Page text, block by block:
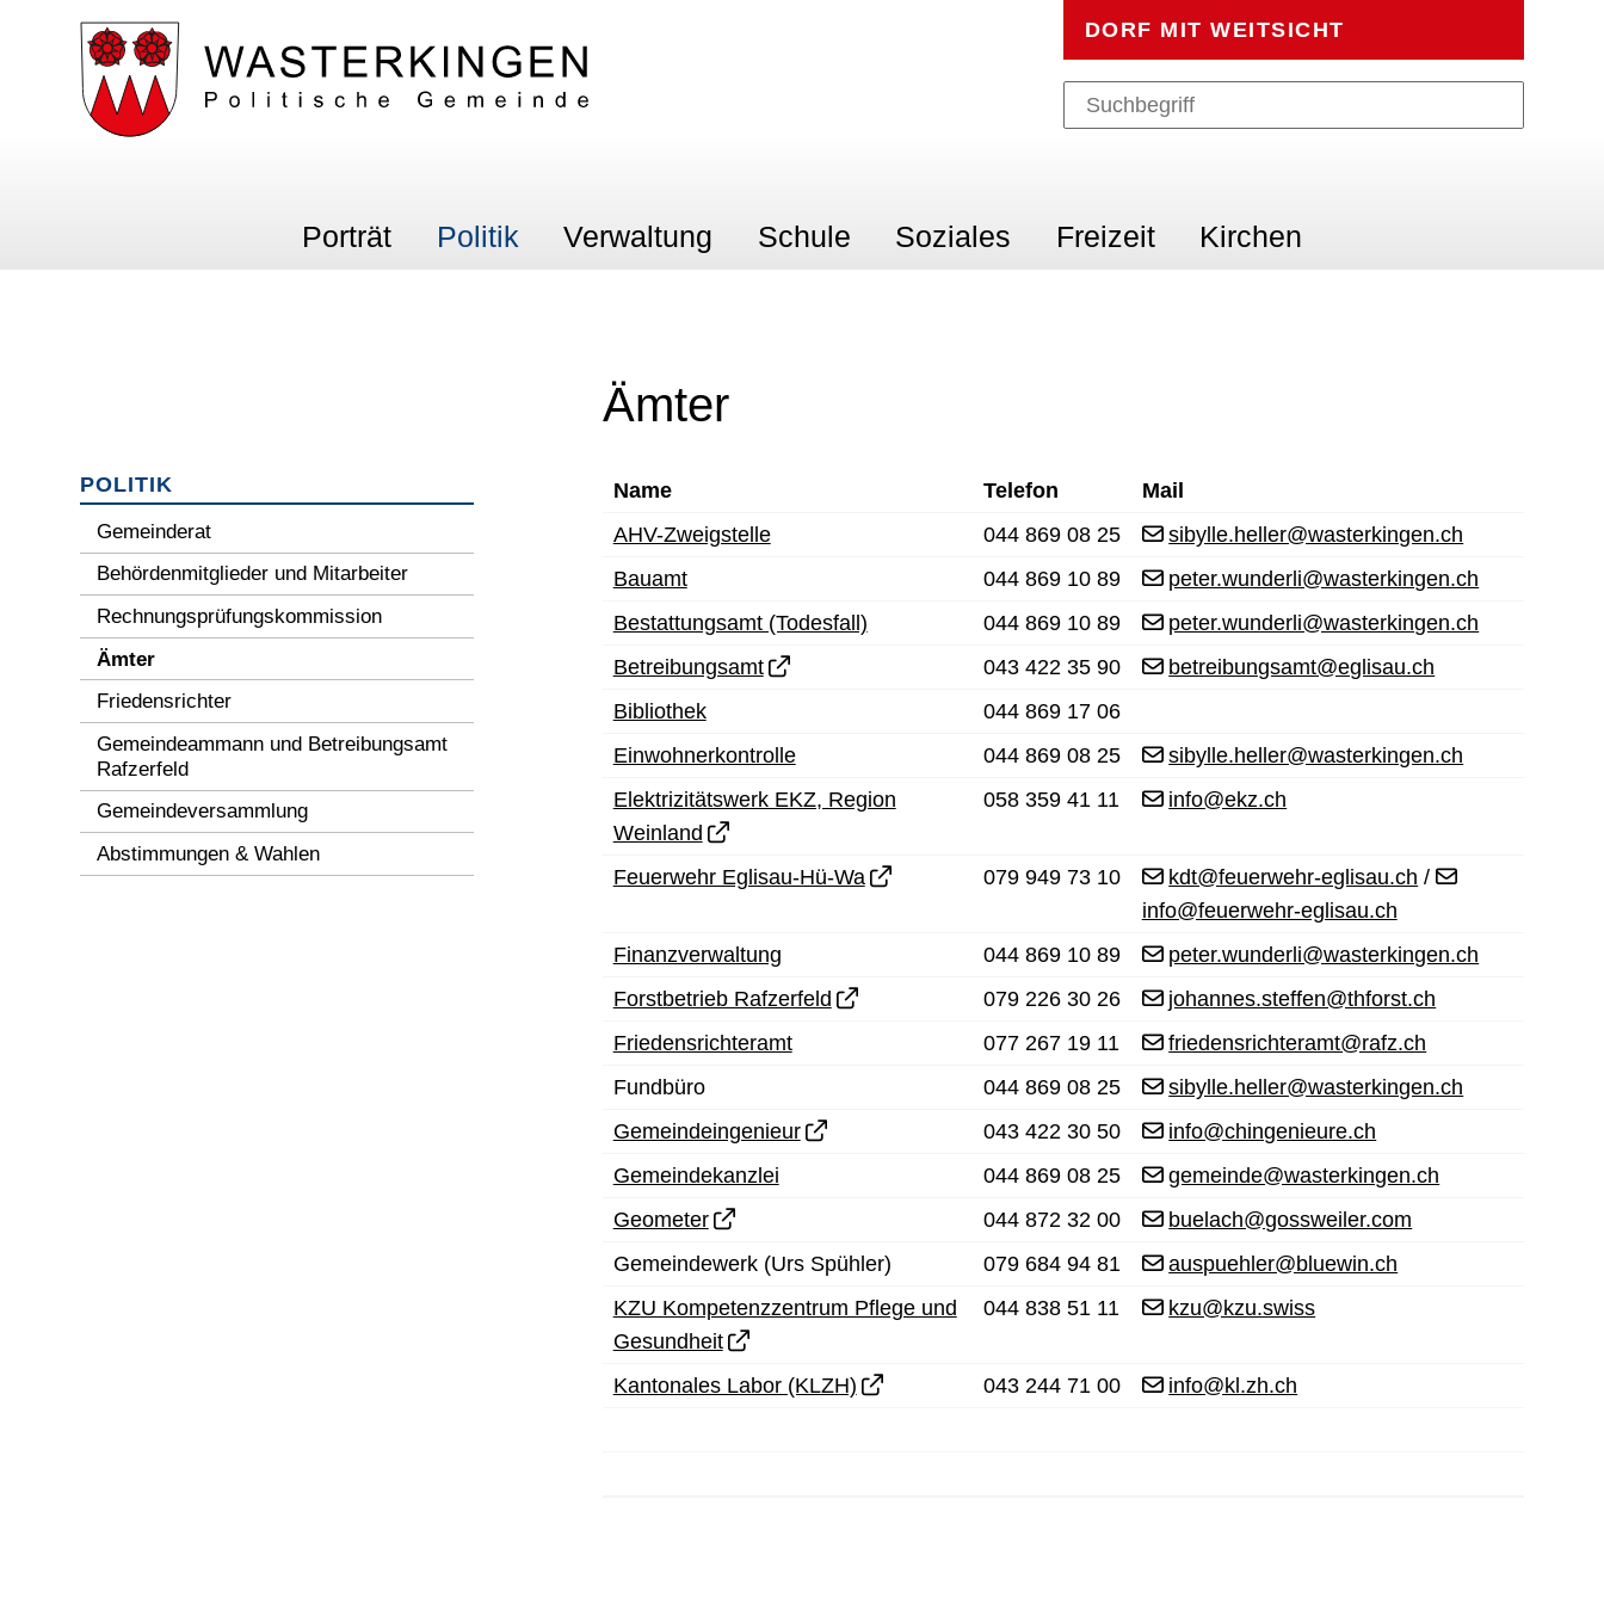
Navigieren in Wasterkingen
Schnellnavigation DORF MIT WEITSICHT
Suche
Suchbegriff
Porträt Politik Verwaltung Schule Soziales Freizeit Kirchen
Subnavigation
POLITIK
Gemeinderat
Behördenmitglieder und Mitarbeiter
Rechnungsprüfungskommission
Ämter
Friedensrichter
Gemeindeammann und Betreibungsamt
Rafzerfeld
Gemeindeversammlung
Abstimmungen & Wahlen
Ämter
Name Telefon
Mail
AHV-Zweigstelle
044 869 08 25
sibylle.heller@wasterkingen.ch
Bauamt
044 869 10 89
peter.wunderli@wasterkingen.ch
Bestattungsamt (Todesfall)
044 869 10 89
peter.wunderli@wasterkingen.ch
Betreibungsamt
043 422 35 90
betreibungsamt@eglisau.ch
Bibliothek
044 869 17 06
Einwohnerkontrolle
044 869 08 25
sibylle.heller@wasterkingen.ch
Elektrizitätswerk EKZ, Region
Weinland
058 359 41 11 info@ekz.ch
Feuerwehr Eglisau-Hü-Wa 079 949 73 10 kdt@feuerwehr-eglisau.ch /
info@feuerwehr-eglisau.ch
Finanzverwaltung
044 869 10 89
peter.wunderli@wasterkingen.ch
Forstbetrieb Rafzerfeld
079 226 30 26
johannes.steffen@thforst.ch
Friedensrichteramt
077 267 19 11
friedensrichteramt@rafz.ch
Fundbüro
044 869 08 25
sibylle.heller@wasterkingen.ch
Gemeindeingenieur
043 422 30 50
info@chingenieure.ch
Gemeindekanzlei
044 869 08 25
gemeinde@wasterkingen.ch
Geometer
044 872 32 00
buelach@gossweiler.com
Gemeindewerk (Urs Spühler)
079 684 94 81
auspuehler@bluewin.ch
KZU Kompetenzzentrum Pflege und
Gesundheit
044 838 51 11 kzu@kzu.swiss
Kantonales Labor (KLZH) 043 244 71 00 info@kl.zh.ch